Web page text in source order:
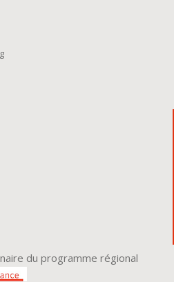
du programme régional